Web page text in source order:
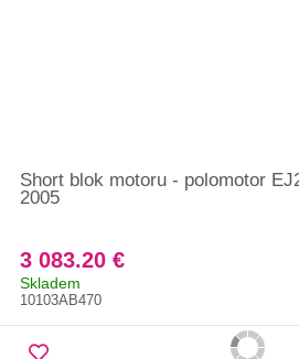
Short blok motoru - polomotor
2005
3 083.20 €
Skladem
10103AB470